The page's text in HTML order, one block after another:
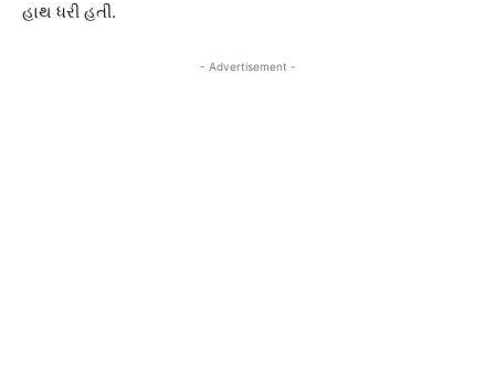
હાથ ધરી હતી.
- Advertisement -